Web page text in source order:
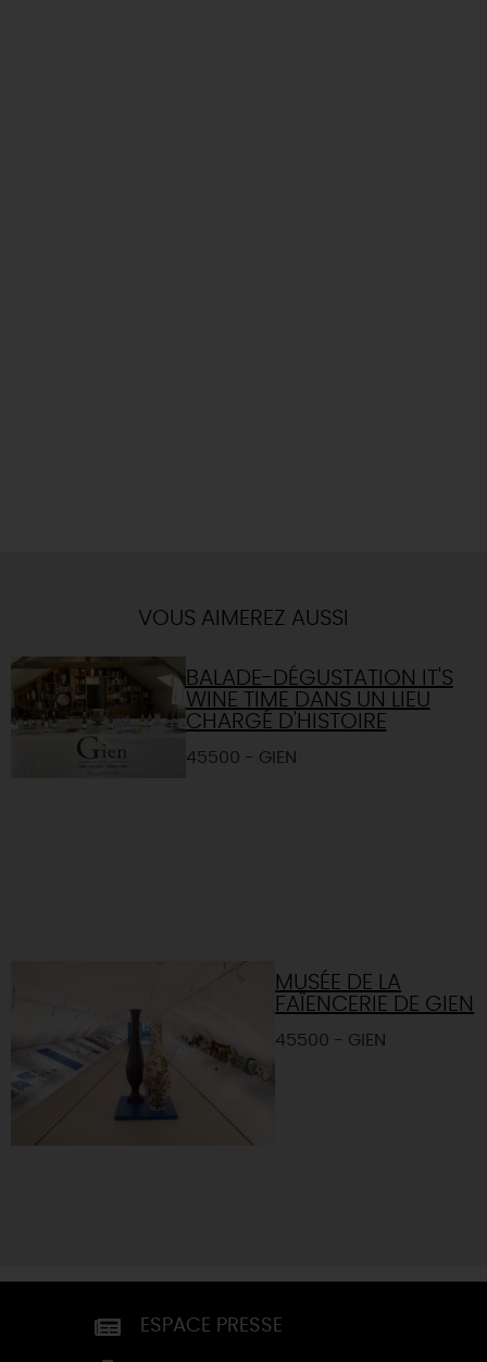
VOUS AIMEREZ AUSSI
BALADE-DÉGUSTATION IT'S
WINE TIME DANS UN LIEU
CHARGÉ D'HISTOIRE
45500 - GIEN
MUSÉE DE LA
FAÏENCERIE DE GIEN
45500 - GIEN
ESPACE PRESSE